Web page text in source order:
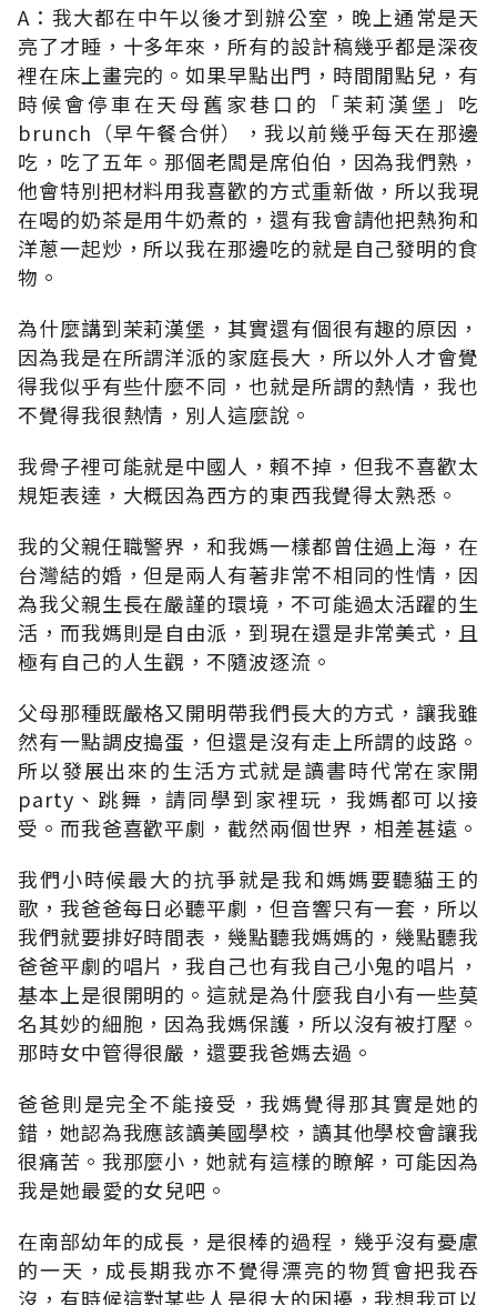
A：我大都在中午以後才到辦公室，晚上通常是天
亮了才睡，十多年來，所有的設計稿幾乎都是深夜
裡在床上畫完的。如果早點出門，時間閒點兒，有
時候會停車在天母舊家巷口的「茉莉漢堡」吃
brunch（早午餐合併），我以前幾乎每天在那邊
吃，吃了五年。那個老闆是席伯伯，因為我們熟，
他會特別把材料用我喜歡的方式重新做，所以我現
在喝的奶茶是用牛奶煮的，還有我會請他把熱狗和
洋蔥一起炒，所以我在那邊吃的就是自己發明的食
物。
為什麼講到茉莉漢堡，其實還有個很有趣的原因，
因為我是在所謂洋派的家庭長大，所以外人才會覺
得我似乎有些什麼不同，也就是所謂的熱情，我也
不覺得我很熱情，別人這麼說。
我骨子裡可能就是中國人，賴不掉，但我不喜歡太
規矩表達，大概因為西方的東西我覺得太熟悉。
我的父親任職警界，和我媽一樣都曾住過上海，在
台灣結的婚，但是兩人有著非常不相同的性情，因
為我父親生長在嚴謹的環境，不可能過太活躍的生
活，而我媽則是自由派，到現在還是非常美式，且
極有自己的人生觀，不隨波逐流。
父母那種既嚴格又開明帶我們長大的方式，讓我雖
然有一點調皮搗蛋，但還是沒有走上所謂的歧路。
所以發展出來的生活方式就是讀書時代常在家開
party、跳舞，請同學到家裡玩，我媽都可以接
受。而我爸喜歡平劇，截然兩個世界，相差甚遠。
我們小時候最大的抗爭就是我和媽媽要聽貓王的
歌，我爸爸每日必聽平劇，但音響只有一套，所以
我們就要排好時間表，幾點聽我媽媽的，幾點聽我
爸爸平劇的唱片，我自己也有我自己小鬼的唱片，
基本上是很開明的。這就是為什麼我自小有一些莫
名其妙的細胞，因為我媽保護，所以沒有被打壓。
那時女中管得很嚴，還要我爸媽去過。
爸爸則是完全不能接受，我媽覺得那其實是她的
錯，她認為我應該讀美國學校，讀其他學校會讓我
很痛苦。我那麼小，她就有這樣的瞭解，可能因為
我是她最愛的女兒吧。
在南部幼年的成長，是很棒的過程，幾乎沒有憂慮
的一天，成長期我亦不覺得漂亮的物質會把我吞
沒，有時候這對某些人是很大的困擾，我想我可以